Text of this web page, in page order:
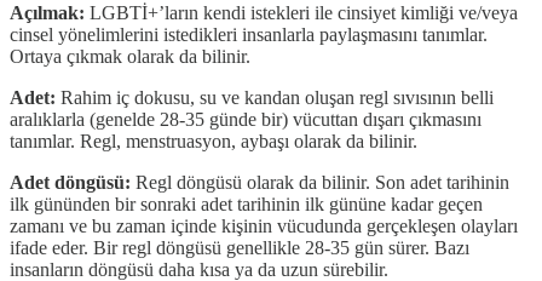
Açılmak: LGBTİ+’ların kendi istekleri ile cinsiyet kimliği ve/veya
cinsel yönelimlerini istedikleri insanlarla paylaşmasını tanımlar.
Ortaya çıkmak olarak da bilinir.
Adet: Rahim iç dokusu, su ve kandan oluşan regl sıvısının belli
aralıklarla (genelde 28-35 günde bir) vücuttan dışarı çıkmasını
tanımlar. Regl, menstruasyon, aybaşı olarak da bilinir.
Adet döngüsü: Regl döngüsü olarak da bilinir. Son adet tarihinin
ilk gününden bir sonraki adet tarihinin ilk gününe kadar geçen
zamanı ve bu zaman içinde kişinin vücudunda gerçekleşen olayları
ifade eder. Bir regl döngüsü genellikle 28-35 gün sürer. Bazı
insanların döngüsü daha kısa ya da uzun sürebilir.